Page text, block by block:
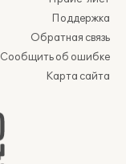
Поддержка
Обратная связь
Сообщить об ошибке
Карта сайта